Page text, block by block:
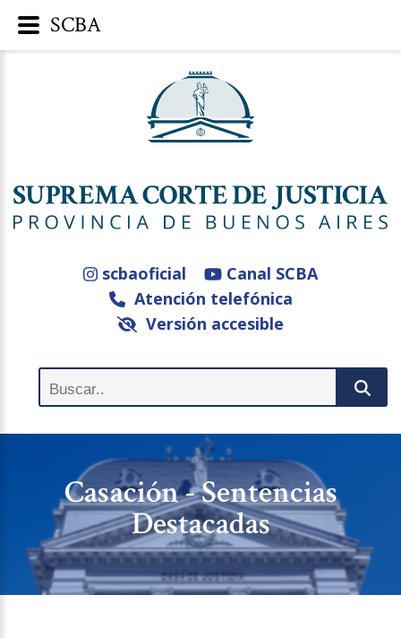
scbaoficial
Canal SCBA
Atención telefónica
Versión accesible
Casación - Sentencias
Destacadas
SCBA